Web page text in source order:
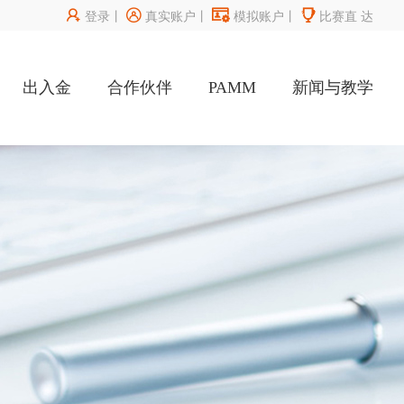
 登录 丨 真实账户  模拟账户  比赛直 达
出入金 合作伙伴 PAMM 新闻与教学